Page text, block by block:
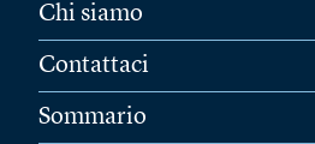
Chi siamo
Contattaci
Sommario